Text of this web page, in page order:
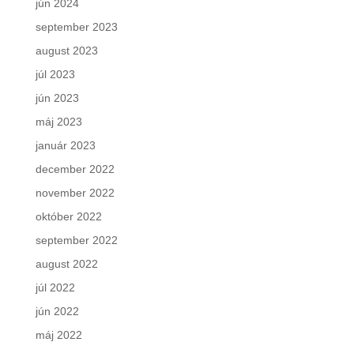
jún 2024
september 2023
august 2023
júl 2023
jún 2023
máj 2023
január 2023
december 2022
november 2022
október 2022
september 2022
august 2022
júl 2022
jún 2022
máj 2022